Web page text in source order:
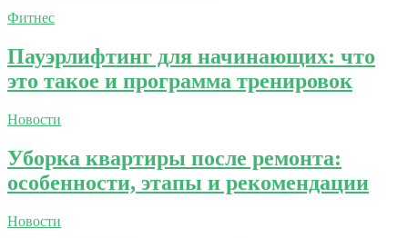
Фитнес
Пауэрлифтинг для начинающих: что
это такое и программа тренировок
Новости
Уборка квартиры после ремонта:
особенности, этапы и рекомендации
Новости